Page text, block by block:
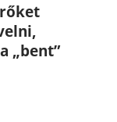
„bent”